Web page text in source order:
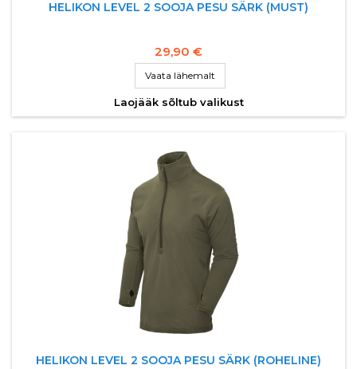
HELIKON LEVEL 2 SOOJA PESU SÄRK (MUST)
29,90 €
Vaata lähemalt
Laojääk sõltub valikust
HELIKON LEVEL 2 SOOJA PESU SÄRK (ROHELINE)